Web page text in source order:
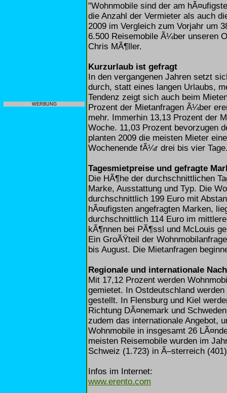
WERBUNG
"Wohnmobile sind der am
die Anzahl der Vermieter als auch
2009 im Vergleich zum Vorjahr um
6.500 Reisemobile Ã¼ber unseren
Chris MÃ¶ller.
Kurzurlaub ist gefragt
In den vergangenen Jahren setzt
durch, statt eines langen Urlaubs,
Tendenz zeigt sich auch beim
Prozent der Mietanfragen Ã¼ber
mehr. Immerhin 13,13 Prozent der
Woche. 11,03 Prozent bevorzugen
planten 2009 die meisten Mieter
Wochenende fÃ¼r drei bis vier
Tagesmietpreise und gefragte
Die HÃ¶he der durchschnittlichen
Marke, Ausstattung und Typ. Die
durchschnittlich 199 Euro mit
hÃ¤ufigsten angefragten Marken,
durchschnittlich 114 Euro im
kÃ¶nnen bei PÃ¶ssl und McLouis
Ein GroÃŸteil der
bis August. Die Mietanfragen
Regionale und internationale
Mit 17,12 Prozent werden
gemietet. In Ostdeutschland
gestellt. In Flensburg und Kiel
Richtung DÃ¤nemark und
zudem das internationale Angebot,
Wohnmobile in insgesamt 26
meisten Reisemobile wurden im
Schweiz (1.723) in Ã–sterreich
Infos im Internet:
www.erento.com